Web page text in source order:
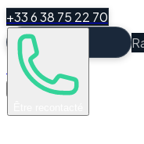
+33 6 38 75 22 70
Espace Client